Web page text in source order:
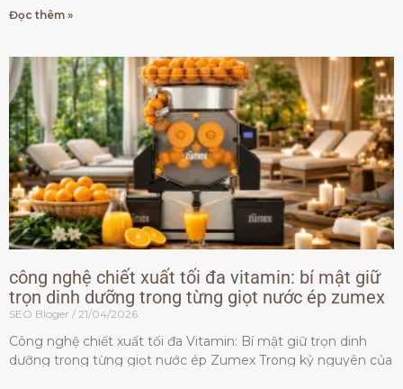
Đọc thêm »
công nghệ chiết xuất tối đa vitamin: bí mật giữ
trọn dinh dưỡng trong từng giọt nước ép zumex
SEO Bloger 21/04/2026
Công nghệ chiết xuất tối đa Vitamin: Bí mật giữ trọn dinh
dưỡng trong từng giọt nước ép Zumex Trong kỷ nguyên của